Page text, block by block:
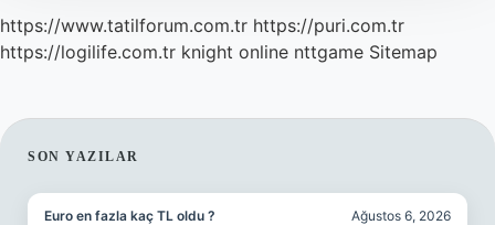
https://www.tatilforum.com.tr https://puri.com.tr
https://logilife.com.tr knight online nttgame Sitemap
SIDEBAR
SON YAZILAR
Euro en fazla kaç TL oldu ? Ağustos 6, 2026